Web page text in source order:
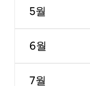
5월
6월
7월